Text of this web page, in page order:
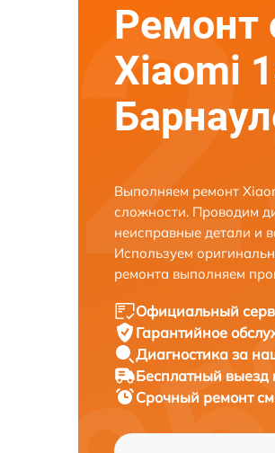
Ремонт
Xiaomi
Выполняем ремонт
сложности. Проводим
неисправные детали и
Используем
ремонта выполняем
Официальный
Гарантийное
Диагностика за
Бесплатный выезд
Срочный ремонт